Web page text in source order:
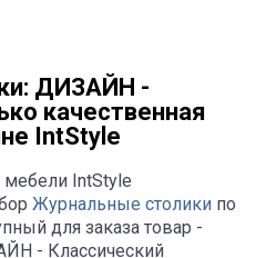
ДИЗАЙН -
качественная
IntStyle
мебели IntStyle
Журнальные столики по
для заказа товар -
- Классический